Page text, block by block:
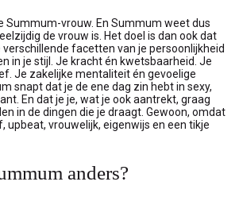
Summum-vrouw. En Summum weet dus
de vrouw is. Het doel is dan ook dat
facetten van je persoonlijkheid
in je stijl. Je kracht én kwetsbaarheid. Je
Je zakelijke mentaliteit én gevoelige
snapt dat je de ene dag zin hebt in sexy,
En dat je je, wat je ook aantrekt, graag
in de dingen die je draagt. Gewoon, omdat
upbeat, vrouwelijk, eigenwijs en een tikje
anders?